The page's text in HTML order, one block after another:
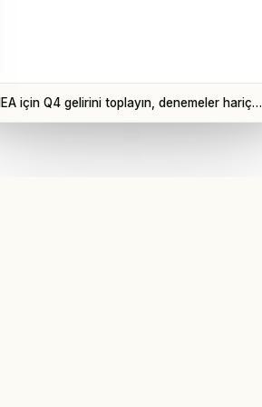
için Q4 gelirini toplayın, denemeler hariç…